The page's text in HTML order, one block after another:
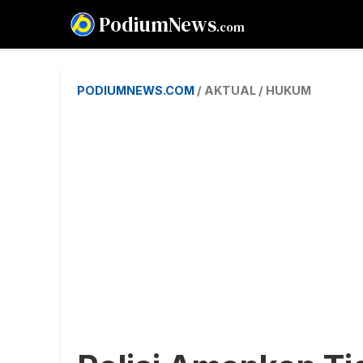
PodiumNews.com
PODIUMNEWS.COM / AKTUAL / HUKUM